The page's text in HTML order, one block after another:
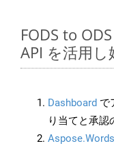
FODS to
API を活用
Dashboard で
り当てと承認